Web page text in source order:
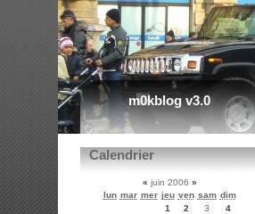
m0kblog v3.0
Calendrier
« juin 2006 »
lun mar mer jeu ven sam dim
1
2 3
4